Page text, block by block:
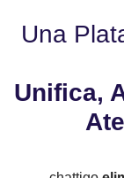
Una
Unifica,